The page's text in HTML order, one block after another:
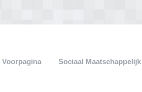
Voorpagina Sociaal